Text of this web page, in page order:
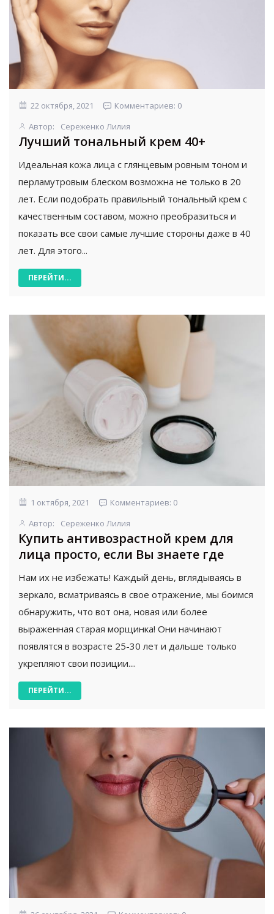
22 октября, 2021
Комментариев: 0
Автор:
Сереженко Лилия
Лучший тональный крем 40+
Идеальная кожа лица с глянцевым ровным тоном и
перламутровым блеском возможна не только в 20
лет. Если подобрать правильный тональный крем с
качественным составом, можно преобразиться и
показать все свои самые лучшие стороны даже в 40
лет. Для этого...
ПЕРЕЙТИ...
1 октября, 2021
Комментариев: 0
Автор:
Сереженко Лилия
Купить антивозрастной крем для
лица просто, если Вы знаете где
Нам их не избежать! Каждый день, вглядываясь в
зеркало, всматриваясь в свое отражение, мы боимся
обнаружить, что вот она, новая или более
выраженная старая морщинка! Они начинают
появлятся в возрасте 25-30 лет и дальше только
укрепляют свои позиции....
ПЕРЕЙТИ...